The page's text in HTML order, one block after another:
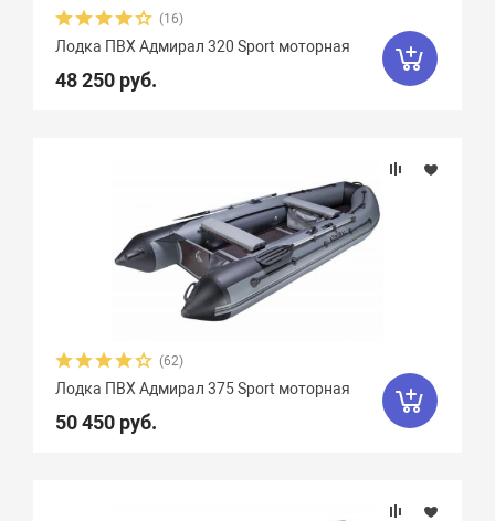
(16)
Лодка ПВХ Адмирал 320 Sport моторная
48 250 руб.
(62)
Лодка ПВХ Адмирал 375 Sport моторная
50 450 руб.